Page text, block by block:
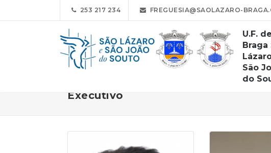
253 217 234 FREGUESIA@SAOLAZARO-
U.F. de
Braga
São
do
Executivo